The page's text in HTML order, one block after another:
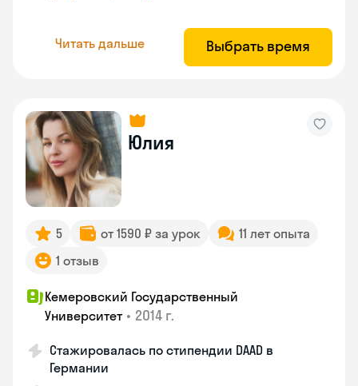
Читать дальше Выбрать время
Юлия
5 от 1590 ₽ за урок
11 лет опыта
1 отзыв
Кемеровский Государственный
Университет • 2014 г.
Стажировалась по стипендии DAAD в
Германии